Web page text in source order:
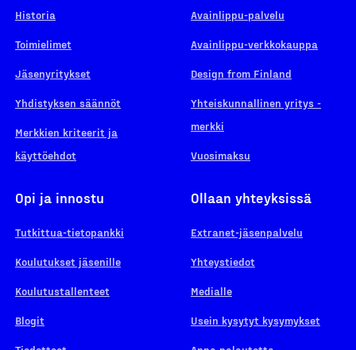
Historia
Toimielimet
Jäsenyritykset
Yhdistyksen säännöt
Merkkien kriteerit ja
käyttöehdot
Avainlippu-palvelu
Avainlippu-verkkokauppa
Design from Finland
Yhteiskunnallinen yritys -
merkki
Vuosimaksu
Opi ja innostu
Tutkittua-tietopankki
Koulutukset jäsenille
Koulutustallenteet
Blogit
Ollaan yhteyksissä
Extranet-jäsenpalvelu
Yhteystiedot
Medialle
Usein kysytyt kysymykset